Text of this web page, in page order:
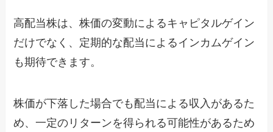
高配当株は、株価の変動によるキャピタルゲイン
だけでなく、定期的な配当によるインカムゲイン
も期待できます。
株価が下落した場合でも配当による収入があるた
め、一定のリターンを得られる可能性があるため